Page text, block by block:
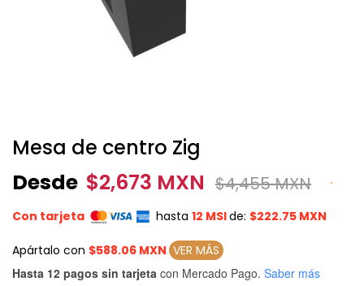
Mesa de centro Zig
Desde $2,673 MXN $4,455 MXN
Con tarjeta hasta 12 MSIde: $222.75 MXN
Apártalo con $588.06 MXN VER MÁS
Hasta 12 pagos sin tarjeta con Mercado Pago. Saber más